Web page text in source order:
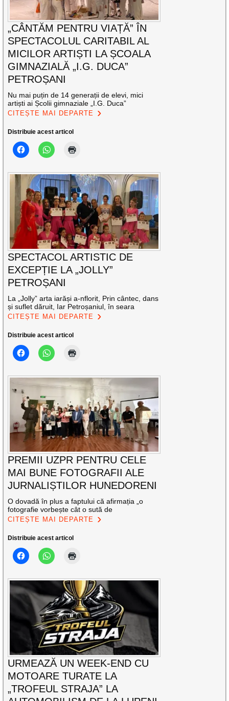
„CÂNTĂM PENTRU VIAȚĂ” ÎN
SPECTACOLUL CARITABIL AL
MICILOR ARTIȘTI LA ȘCOALA
GIMNAZIALĂ „I.G. DUCA”
PETROȘANI
Nu mai puțin de 14 generații de elevi, mici
artiști ai Școlii gimnaziale „I.G. Duca”
CITEȘTE MAI DEPARTE
Distribuie acest articol
SPECTACOL ARTISTIC DE
EXCEPȚIE LA „JOLLY”
PETROȘANI
La „Jolly” arta iarăși a-nflorit, Prin cântec, dans
și suflet dăruit, Iar Petroșaniul, în seara
CITEȘTE MAI DEPARTE
Distribuie acest articol
PREMII UZPR PENTRU CELE
MAI BUNE FOTOGRAFII ALE
JURNALIȘTILOR HUNEDORENI
O dovadă în plus a faptului că afirmația „o
fotografie vorbește cât o sută de
CITEȘTE MAI DEPARTE
Distribuie acest articol
URMEAZĂ UN WEEK-END CU
MOTOARE TURATE LA
„TROFEUL STRAJA” LA